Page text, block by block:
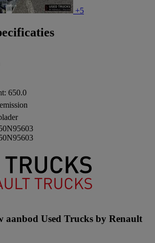
+5
650.0
aanbod Used Trucks by Renault